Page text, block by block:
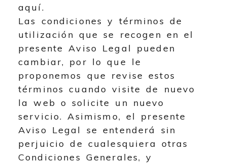
aquí.
Las condiciones y términos de
utilización que se recogen en el
presente Aviso Legal pueden
cambiar, por lo que le
proponemos que revise estos
términos cuando visite de nuevo
la web o solicite un nuevo
servicio. Asimismo, el presente
Aviso Legal se entenderá sin
perjuicio de cualesquiera otras
Condiciones Generales, y